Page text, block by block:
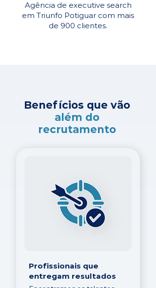
Agência de executive search
em Triunfo Potiguar com mais
de 900 clientes.
Benefícios que vão
além do
recrutamento
Profissionais que
entregam resultados